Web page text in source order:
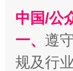
千
中国/公
一、 遵
规及行